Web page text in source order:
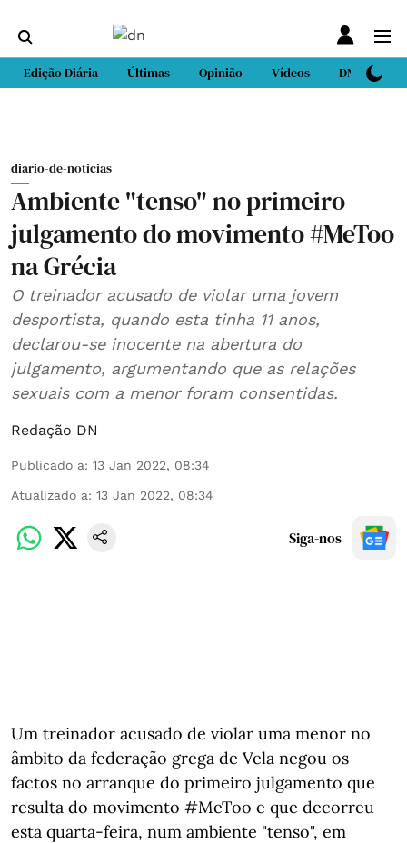
Edição Diária Últimas Opinião Vídeos DN Sport
diario-de-noticias
Ambiente "tenso" no primeiro
julgamento do movimento #MeToo
na Grécia
O treinador acusado de violar uma jovem
desportista, quando esta tinha 11 anos,
declarou-se inocente na abertura do
julgamento, argumentando que as relações
sexuais com a menor foram consentidas.
Redação DN
Publicado a: 13 Jan 2022, 08:34
Atualizado a: 13 Jan 2022, 08:34
Siga-nos
Um treinador acusado de violar uma menor no
âmbito da federação grega de Vela negou os
factos no arranque do primeiro julgamento que
resulta do movimento #MeToo e que decorreu
esta quarta-feira, num ambiente "tenso", em